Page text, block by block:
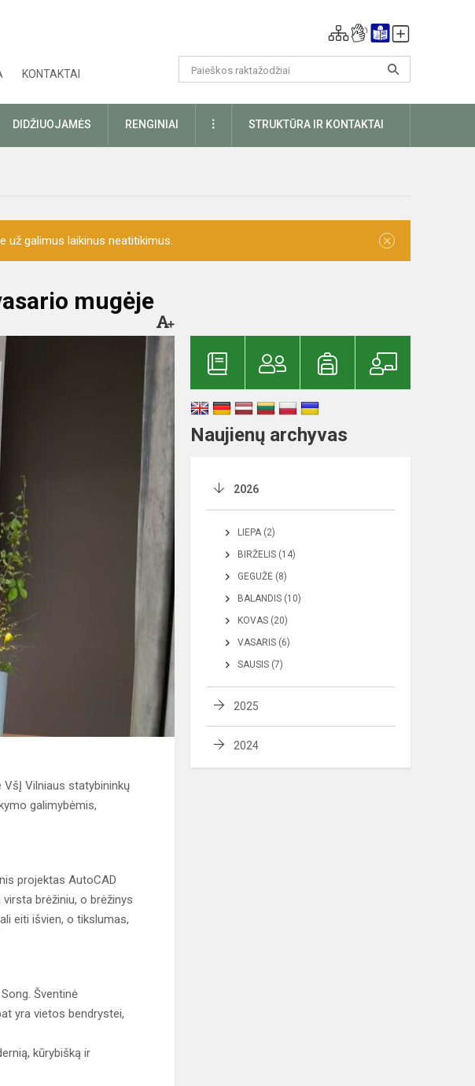
KONTAKTAI
DIDŽIUOJAMĖS RENGINIAI DAUGIAUSTRUKTŪRA IR KONTAKTAI
už galimus laikinus neatitikimus. ×
mugėje
VšĮ Vilniaus statybininkų
galimybėmis,
projektas AutoCAD
brėžiniu, o brėžinys
eiti išvien, o tikslumas,
Šventinė
yra vietos bendrystei,
kūrybišką ir
Naujienų archyvas
2026
LIEPA (2)
BIRŽELIS (14)
GEGUŽĖ (8)
BALANDIS (10)
KOVAS (20)
VASARIS (6)
SAUSIS (7)
2025
2024